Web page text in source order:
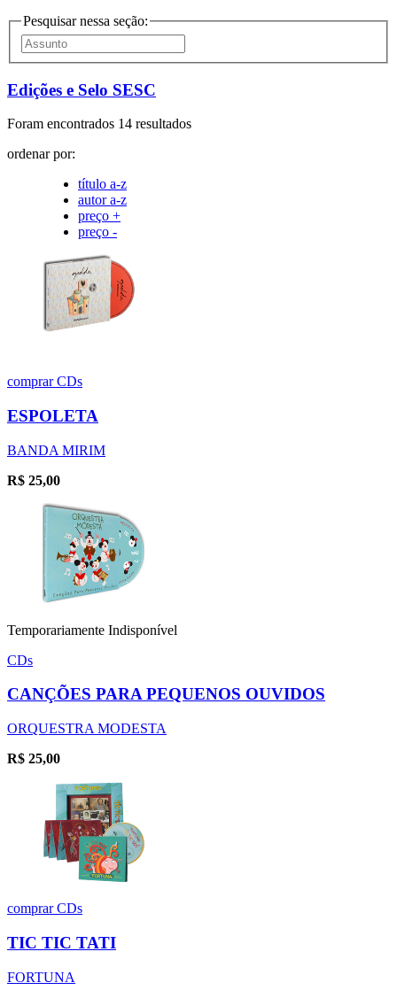
Pesquisar nessa seção:
Edições e Selo SESC
Foram encontrados 14 resultados
ordenar por:
título a-z
autor a-z
preço +
preço -
comprarCDs
ESPOLETA
BANDA MIRIM
R$ 25,00
Temporariamente Indisponível
CDs
CANÇÕES PARA PEQUENOS OUVIDOS
ORQUESTRA MODESTA
R$ 25,00
comprarCDs
TIC TIC TATI
FORTUNA